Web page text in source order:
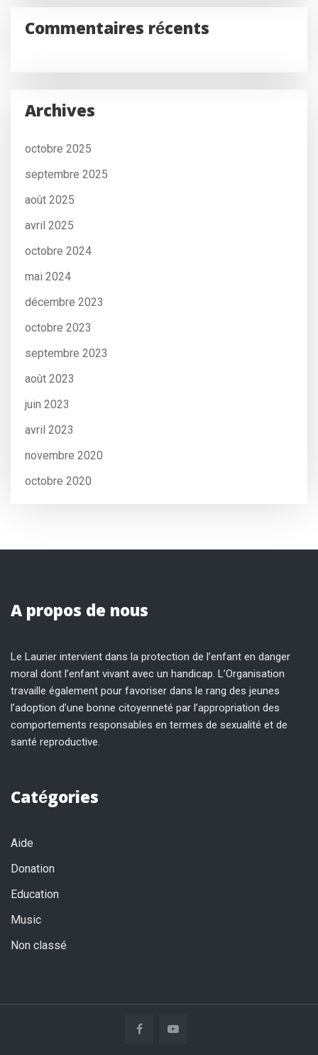
Commentaires récents
Archives
octobre 2025
septembre 2025
août 2025
avril 2025
octobre 2024
mai 2024
décembre 2023
octobre 2023
septembre 2023
août 2023
juin 2023
avril 2023
novembre 2020
octobre 2020
A propos de nous
Le Laurier intervient dans la protection de l’enfant en danger
moral dont l’enfant vivant avec un handicap. L’Organisation
travaille également pour favoriser dans le rang des jeunes
l’adoption d’une bonne citoyenneté par l’appropriation des
comportements responsables en termes de sexualité et de
santé reproductive.
Catégories
Aide
Donation
Education
Music
Non classé